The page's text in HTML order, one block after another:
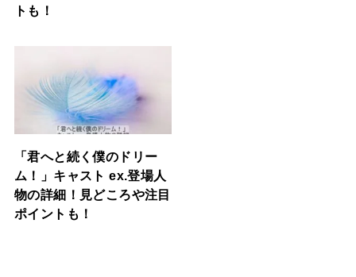
トも！
「君へと続く僕のドリー
ム！」キャスト ex.登場人
物の詳細！見どころや注目
ポイントも！